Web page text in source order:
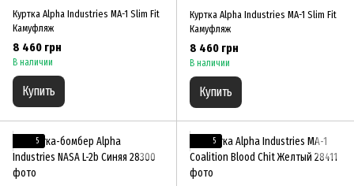
Куртка Alpha Industries MA-1 Slim Fit
Камуфляж
8 460 грн
В наличии
Купить
Куртка Alpha Industries MA-1 Slim Fit
Камуфляж
8 460 грн
В наличии
Купить
5 5